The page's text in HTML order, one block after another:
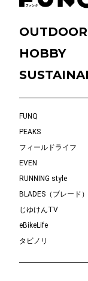
OUTDOOR
HOBBY
FUNQ
PEAKS
フィールドライフ
EVEN
RUNNING style
BLADES（ブレード）
じゆけんTV
eBikeLife
タビノリ